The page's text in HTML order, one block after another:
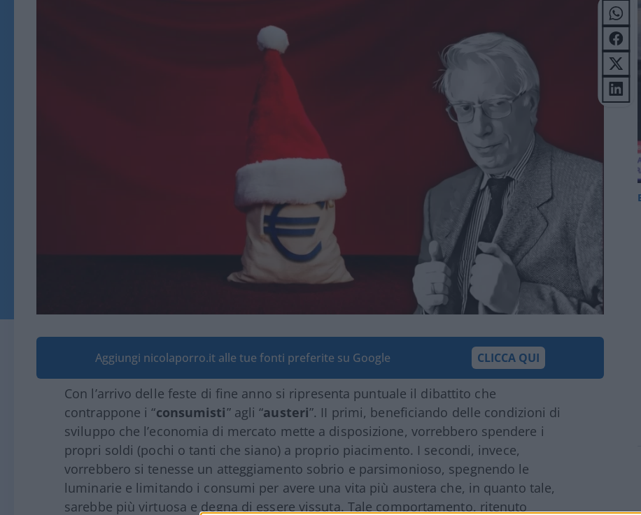
Aggiungi nicolaporro.it alle tue fonti preferite su Google CLICCA QUI
Con l’arrivo delle feste di fine anno si ripresenta puntuale il dibattito che
contrappone i “consumisti” agli “austeri”. II primi, beneficiando delle condizioni di
sviluppo che l’economia di mercato mette a disposizione, vorrebbero spendere i
propri soldi (pochi o tanti che siano) a proprio piacimento. I secondi, invece,
vorrebbero si tenesse un atteggiamento sobrio e parsimonioso, spegnendo le
luminarie e limitando i consumi per avere una vita più austera che, in quanto tale,
sarebbe più virtuosa e degna di essere vissuta. Tale comportamento, ritenuto